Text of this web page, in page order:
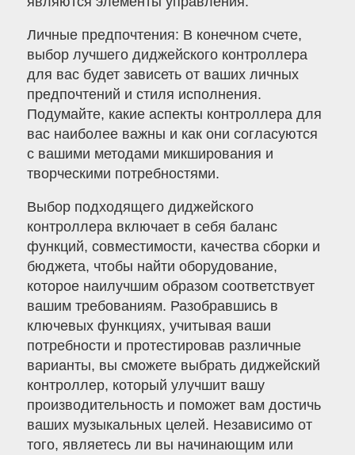
Личные предпочтения: В конечном счете,
выбор лучшего диджейского контроллера
для вас будет зависеть от ваших личных
предпочтений и стиля исполнения.
Подумайте, какие аспекты контроллера для
вас наиболее важны и как они согласуются
с вашими методами микширования и
творческими потребностями.
Выбор подходящего диджейского
контроллера включает в себя баланс
функций, совместимости, качества сборки и
бюджета, чтобы найти оборудование,
которое наилучшим образом соответствует
вашим требованиям. Разобравшись в
ключевых функциях, учитывая ваши
потребности и протестировав различные
варианты, вы сможете выбрать диджейский
контроллер, который улучшит вашу
производительность и поможет вам достичь
ваших музыкальных целей. Независимо от
того, являетесь ли вы начинающим или